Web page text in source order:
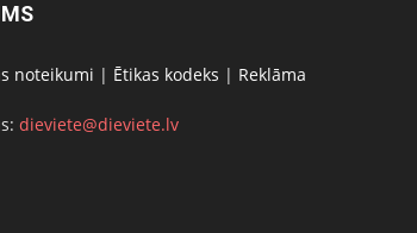
noteikumi | Ētikas kodeks | Reklāma
dieviete@dieviete.lv